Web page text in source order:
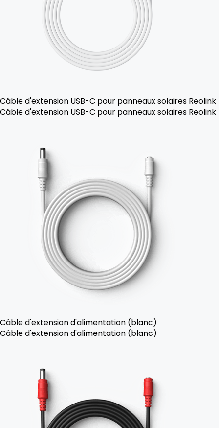
Câble d'extension USB-C pour panneaux solaires Reolink
Câble d'extension USB-C pour panneaux solaires Reolink
Câble d'extension d'alimentation (blanc)
Câble d'extension d'alimentation (blanc)